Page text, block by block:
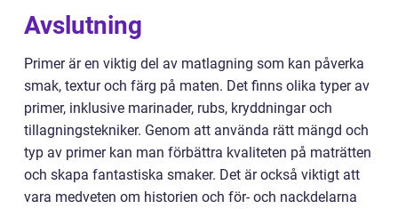
Avslutning
Primer är en viktig del av matlagning som kan påverka
smak, textur och färg på maten. Det finns olika typer av
primer, inklusive marinader, rubs, kryddningar och
tillagningstekniker. Genom att använda rätt mängd och
typ av primer kan man förbättra kvaliteten på maträtten
och skapa fantastiska smaker. Det är också viktigt att
vara medveten om historien och för- och nackdelarna